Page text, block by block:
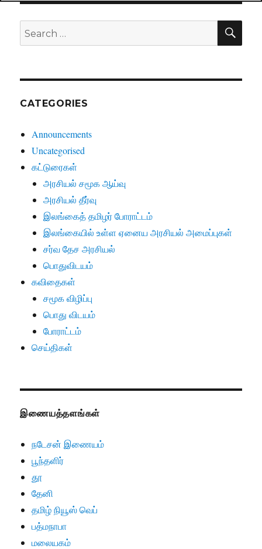
Search
for:
CATEGORIES
Announcements
Uncategorised
கட்டுரைகள்
அரசியல் சமூக ஆய்வு
அரசியல் தீர்வு
இலங்கைத் தமிழர் போராட்டம்
இலங்கையில் உள்ள ஏனைய அரசியல் அமைப்புகள்
சர்வ தேச அரசியல்
பொதுவிடயம்
கவிதைகள்
சமூக விழிப்பு
பொது விடயம்
போராட்டம்
செய்திகள்
இணையத்தளங்கள்
நடேசன் இணையம்
பூந்தளிர்
தூ
தேனி
தமிழ் நியூஸ் வெப்
பத்மநாபா
மலையகம்